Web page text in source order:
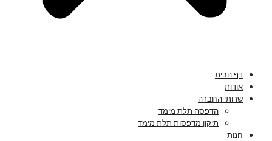
דף הבית
אודות
שרותי החברה
הדפסה תלת מימד
תיקון מדפסות תלת מימד
חנות